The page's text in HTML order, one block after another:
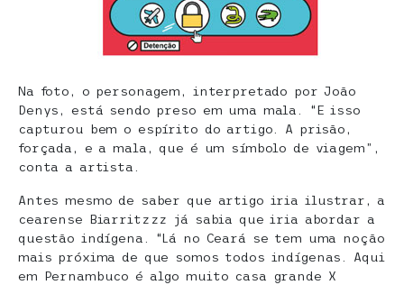
Na foto, o personagem, interpretado por João
Denys, está sendo preso em uma mala. “E isso
capturou bem o espírito do artigo. A prisão,
forçada, e a mala, que é um símbolo de viagem”,
conta a artista.
Antes mesmo de saber que artigo iria ilustrar, a
cearense Biarritzzz já sabia que iria abordar a
questão indígena. “Lá no Ceará se tem uma noção
mais próxima de que somos todos indígenas. Aqui
em Pernambuco é algo muito casa grande X